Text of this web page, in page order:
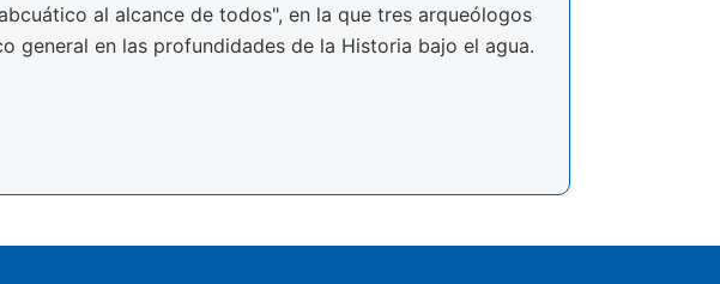
al alcance de todos", en la que tres arqueólogos
general en las profundidades de la Historia bajo el agua.